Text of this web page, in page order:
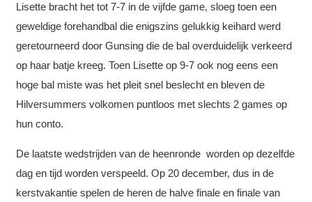
Lisette bracht het tot 7-7 in de vijfde game, sloeg toen een
geweldige forehandbal die enigszins gelukkig keihard werd
geretourneerd door Gunsing die de bal overduidelijk verkeerd
op haar batje kreeg. Toen Lisette op 9-7 ook nog eens een
hoge bal miste was het pleit snel beslecht en bleven de
Hilversummers volkomen puntloos met slechts 2 games op
hun conto.
De laatste wedstrijden van de heenronde worden op dezelfde
dag en tijd worden verspeeld. Op 20 december, dus in de
kerstvakantie spelen de heren de halve finale en finale van